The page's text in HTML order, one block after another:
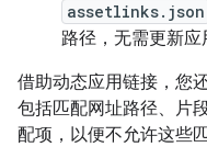
assetlinks.json
路径，无需更新应
借助动态应用链接，您
包括匹配网址路径、片
配项，以便不允许这些